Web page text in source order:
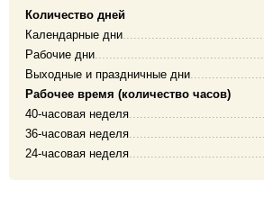
Количество дней
Календарные дни
Рабочие дни
Выходные и праздничные дни
Рабочее время (количество часов)
40-часовая неделя
36-часовая неделя
24-часовая неделя